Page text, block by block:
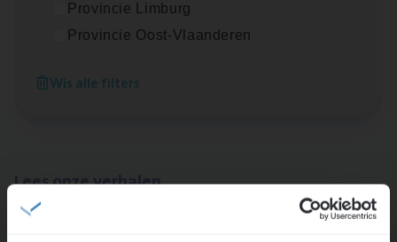
Provincie Limburg
Provincie Oost-Vlaanderen
Wis alle filters
Test Ana­lyst
Antwerpen
Lees onze verhalen
Meer dan collega’s: hoe Julie en Aurélie elkaar